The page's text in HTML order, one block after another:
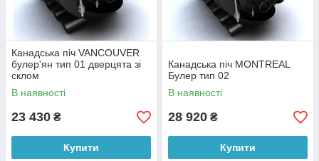
Канадська піч VANCOUVER
булер'ян тип 01 дверцята зі
склом
В наявності
23 430 ₴
Купити
Канадська піч MONTREAL
Булер тип 02
В наявності
28 920 ₴
Купити